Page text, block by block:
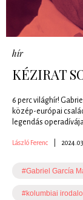
hír
KÉZIRAT
6 perc világhír!
közép-európai
legendás
László Ferenc
#Gabriel García
#kolumbiai